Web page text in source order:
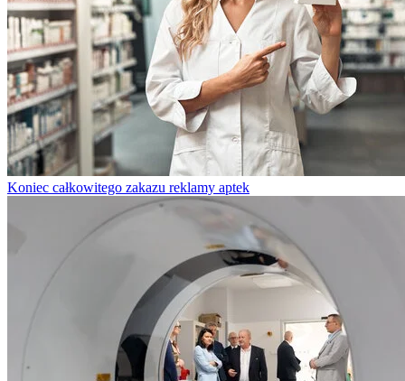
Koniec całkowitego zakazu reklamy aptek